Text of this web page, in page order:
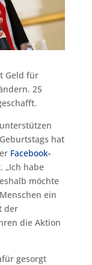
Geld für
25
hat
Facebook-
„Ich habe
möchte
ein
der
die Aktion
gesorgt